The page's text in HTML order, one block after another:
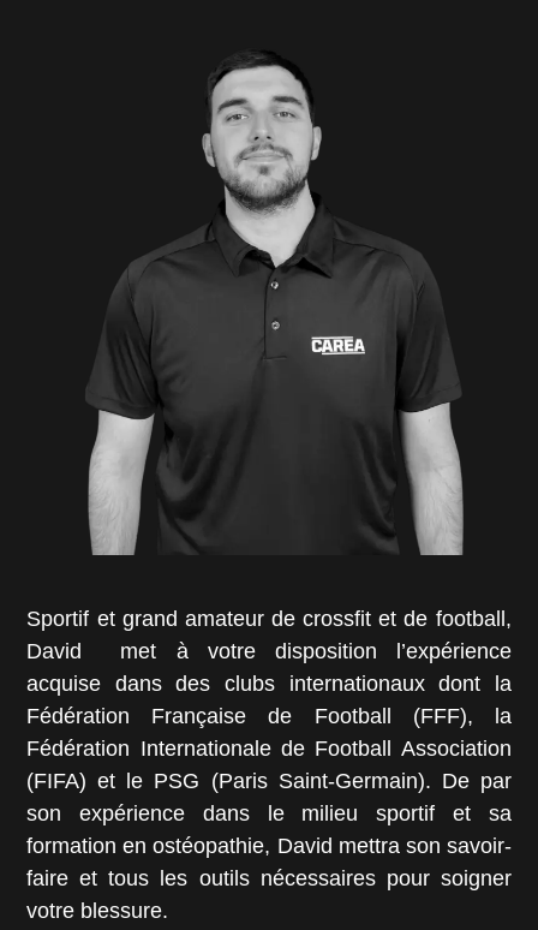
Sportif et grand amateur de crossfit et de football,
David met à votre disposition l’expérience
acquise dans des clubs internationaux dont la
Fédération Française de Football (FFF), la
Fédération Internationale de Football Association
(FIFA) et le PSG (Paris Saint-Germain). De par
son expérience dans le milieu sportif et sa
formation en ostéopathie, David mettra son savoir-
faire et tous les outils nécessaires pour soigner
votre blessure.